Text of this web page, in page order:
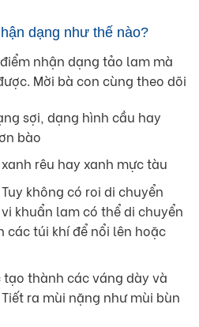
dạng như thế nào?
nhận dạng tảo lam mà
Mời bà con cùng theo dõi
sợi, dạng hình cầu hay
bào
rêu hay xanh mực tàu
không có roi di chuyển
khuẩn lam có thể di chuyển
các túi khí để nổi lên hoặc
thành các váng dày và
ra mùi nặng như mùi bùn